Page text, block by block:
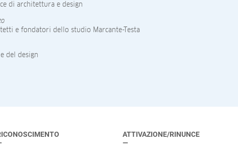
di architettura e design
e fondatori dello studio Marcante-Testa
del design
ATTIVAZIONE/RINUNCE